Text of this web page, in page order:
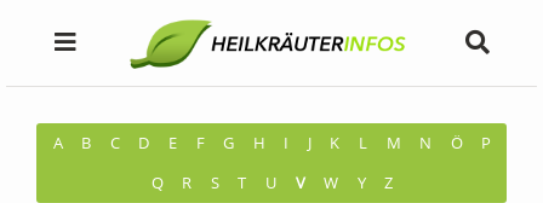
A B C D E F G H I J K L M N Ö
P
Q
R S T U V W Y Z